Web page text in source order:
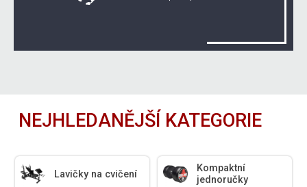
NEJHLEDANĚJŠÍ KATEGORIE
Lavičky na cvičení
Kompaktní
jednoručky